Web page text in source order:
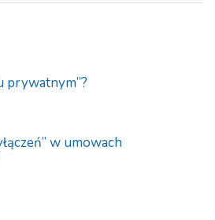
prywatnym”?
w umowach